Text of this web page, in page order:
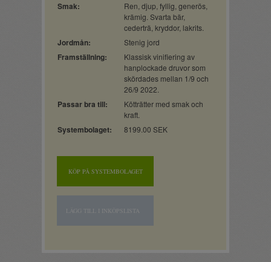
Smak:
Ren, djup, fyllig, generös,
krämig. Svarta bär,
cederträ, kryddor, lakrits.
Jordmån: Stenig jord
Framställning:
Klassisk vinifiering av
hanplockade druvor som
skördades mellan 1/9 och
26/9 2022.
Passar bra till:
Kötträtter med smak och
kraft.
Systembolaget: 8199.00 SEK
KÖP PÅ SYSTEMBOLAGET
LÄGG TILL I INKÖPSLISTA